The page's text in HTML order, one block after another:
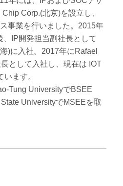
Corp.(北京)を設立し、
事業を行いました。2015年
IP開発担当副社長として
)に入社。2017年にRafael
として入社し、現在は IOT
ます。
Tung UniversityでBSEE
UniversityでMSEEを取